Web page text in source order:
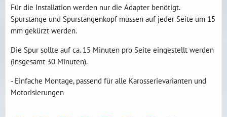
Für die Installation werden nur die Adapter benötigt.
Spurstange und Spurstangenkopf müssen auf jeder Seite um 15
mm gekürzt werden.
Die Spur sollte auf ca. 15 Minuten pro Seite eingestellt werden
(insgesamt 30 Minuten).
- Einfache Montage, passend für alle Karosserievarianten und
Motorisierungen